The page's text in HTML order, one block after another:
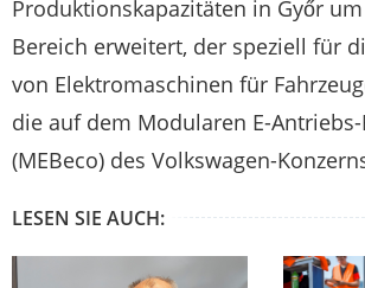
Produktionskapazitäten in Győr
Bereich erweitert, der speziell für
von Elektromaschinen für
die auf dem Modularen E-
(MEBeco) des Volkswagen-
LESEN SIE AUCH: